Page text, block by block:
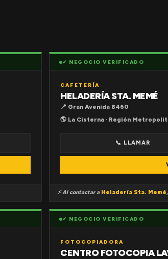
✔ NEGOCIO VERIFICADO
CAFETERÍA
HELADERÍA STA. MEMÉ
📍 Gran Avenida 8460
🌎 La Cisterna · Región
📞 LLAMAR
⚡ Al contactar a Heladería Sta. Memé
✔ NEGOCIO VERIFICADO
FOTOCOPIADORA
CENTRO FOTOCOPIA